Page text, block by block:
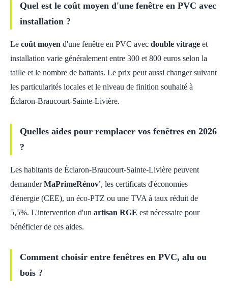
Quel est le coût moyen d'une fenêtre en PVC avec
installation ?
Le coût moyen d'une fenêtre en PVC avec double vitrage et
installation varie généralement entre 300 et 800 euros selon la
taille et le nombre de battants. Le prix peut aussi changer suivant
les particularités locales et le niveau de finition souhaité à
Éclaron-Braucourt-Sainte-Livière.
Quelles aides pour remplacer vos fenêtres en 2026
?
Les habitants de Éclaron-Braucourt-Sainte-Livière peuvent
demanderMaPrimeRénov', les certificats d'économies
d'énergie (CEE), un éco-PTZ ou une TVA à taux réduit de
5,5%. L'intervention d'un artisan RGE est nécessaire pour
bénéficier de ces aides.
Comment choisir entre fenêtres en PVC, alu ou
bois ?